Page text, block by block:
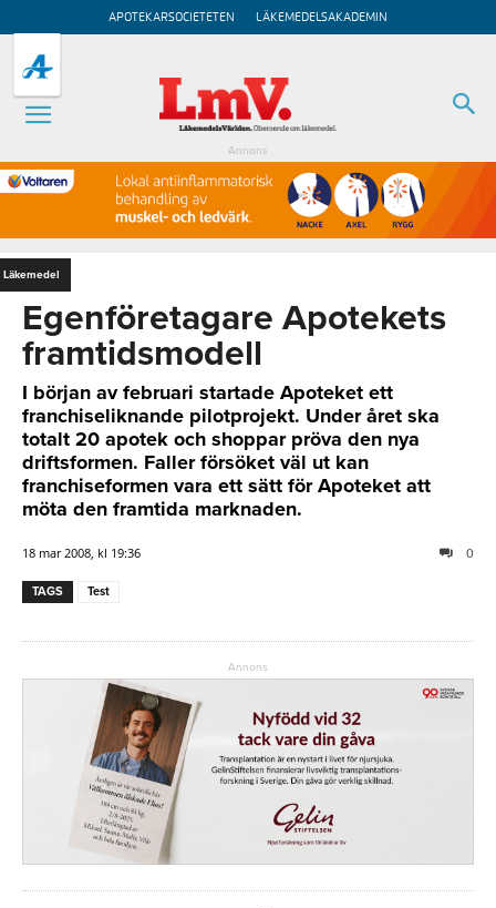
APOTEKARSOCIETETEN LÄKEMEDELSAKADEMIN
Annons
Läkemedel
Egenföretagare Apotekets
framtidsmodell
I början av februari startade Apoteket ett
franchiseliknande pilotprojekt. Under året ska
totalt 20 apotek och shoppar pröva den nya
driftsformen. Faller försöket väl ut kan
franchiseformen vara ett sätt för Apoteket att
möta den framtida marknaden.
18 mar 2008, kl 19:36 0
TAGS Test
Annons